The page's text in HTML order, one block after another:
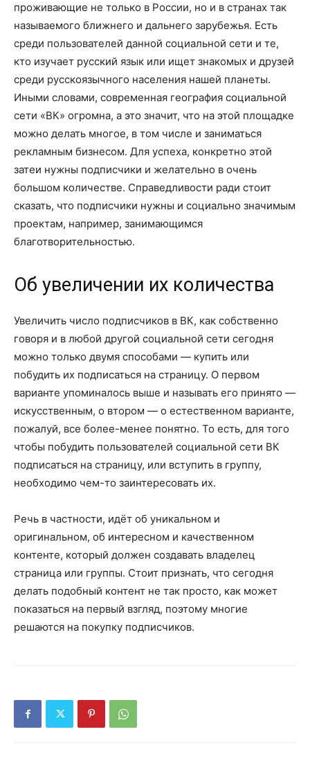
проживающие не только в России, но и в странах так
называемого ближнего и дальнего зарубежья. Есть
среди пользователей данной социальной сети и те,
кто изучает русский язык или ищет знакомых и друзей
среди русскоязычного населения нашей планеты.
Иными словами, современная география социальной
сети «ВК» огромна, а это значит, что на этой площадке
можно делать многое, в том числе и заниматься
рекламным бизнесом. Для успеха, конкретно этой
затеи нужны подписчики и желательно в очень
большом количестве. Справедливости ради стоит
сказать, что подписчики нужны и социально значимым
проектам, например, занимающимся
благотворительностью.
Об увеличении их количества
Увеличить число подписчиков в ВК, как собственно
говоря и в любой другой социальной сети сегодня
можно только двумя способами — купить или
побудить их подписаться на страницу. О первом
варианте упоминалось выше и называть его принято —
искусственным, о втором — о естественном варианте,
пожалуй, все более-менее понятно. То есть, для того
чтобы побудить пользователей социальной сети ВК
подписаться на страницу, или вступить в группу,
необходимо чем-то заинтересовать их.
Речь в частности, идёт об уникальном и
оригинальном, об интересном и качественном
контенте, который должен создавать владелец
страница или группы. Стоит признать, что сегодня
делать подобный контент не так просто, как может
показаться на первый взгляд, поэтому многие
решаются на покупку подписчиков.